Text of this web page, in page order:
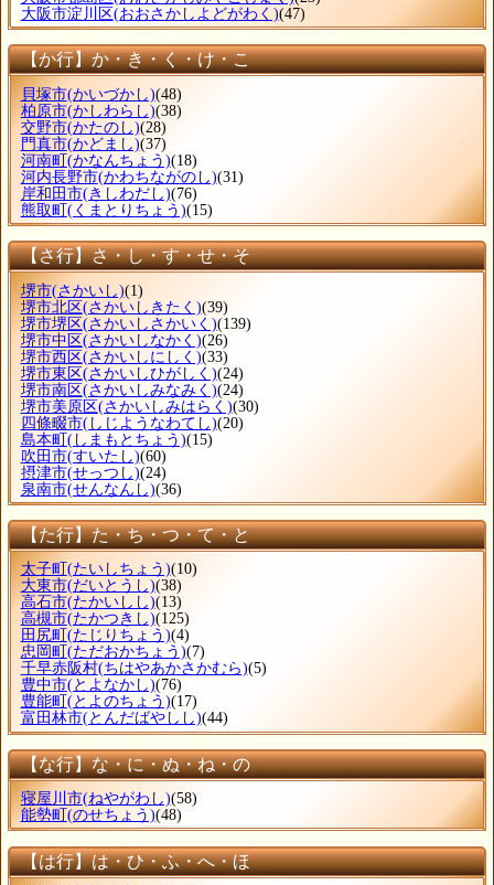
大阪市淀川区(おおさかしよどがわく)(47)
【か行】か・き・く・け・こ
貝塚市(かいづかし)(48)
柏原市(かしわらし)(38)
交野市(かたのし)(28)
門真市(かどまし)(37)
河南町 (かなんちょう)(18)
河内長野市(かわちながのし)(31)
岸和田市(きしわだし)(76)
熊取町 (くまとりちょう)(15)
【さ行】さ・し・す・せ・そ
堺市(さかいし)(1)
堺市北区(さかいしきたく)(39)
堺市堺区(さかいしさかいく)(139)
堺市中区(さかいしなかく)(26)
堺市西区(さかいしにしく)(33)
堺市東区(さかいしひがしく)(24)
堺市南区(さかいしみなみく)(24)
堺市美原区(さかいしみはらく)(30)
四條畷市(しじようなわてし)(20)
島本町(しまもとちょう)(15)
吹田市(すいたし)(60)
摂津市(せっつし)(24)
泉南市(せんなんし)(36)
【た行】た・ち・つ・て・と
太子町 (たいしちょう)(10)
大東市(だいとうし)(38)
高石市(たかいしし)(13)
高槻市(たかつきし)(125)
田尻町 (たじりちょう)(4)
忠岡町 (ただおかちょう)(7)
千早赤阪村(ちはやあかさかむら)(5)
豊中市(とよなかし)(76)
豊能町 (とよのちょう)(17)
富田林市(とんだばやしし)(44)
【な行】な・に・ぬ・ね・の
寝屋川市(ねやがわし)(58)
能勢町 (のせちょう)(48)
【は行】は・ひ・ふ・へ・ほ